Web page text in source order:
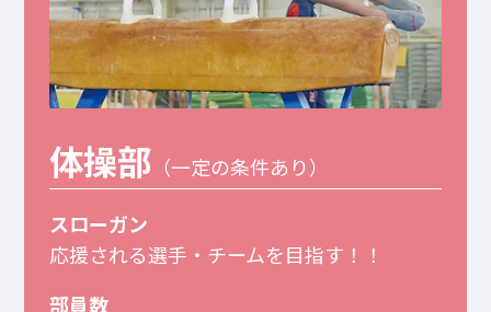
体操部 （一定の条件あり）
スローガン
応援される選手・チームを目指す！！
部員数